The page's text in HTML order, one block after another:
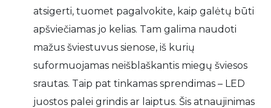
atsigerti, tuomet pagalvokite, kaip galėtų būti
apšviečiamas jo kelias. Tam galima naudoti
mažus šviestuvus sienose, iš kurių
suformuojamas neišblaškantis miegų šviesos
srautas. Taip pat tinkamas sprendimas – LED
juostos palei grindis ar laiptus. Šis atnaujinimas